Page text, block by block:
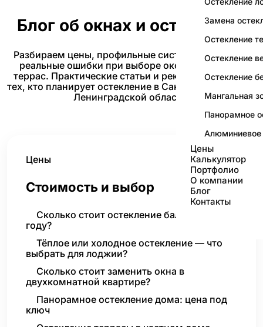
Замена
Остекление
Остекление
Остекление
Мангальная
Панорамное
Алюминиевое
Цены
Калькулятор
Портфолио
О компании
Блог
Контакты
Блог об окнах и остеклении
Разбираем цены, профильные системы, монтаж и
реальные ошибки при выборе окон, балконов и
террас. Практические статьи и рекомендации для
тех, кто планирует остекление в Санкт-Петербурге и
Ленинградской области.
Цены
Стоимость и выбор
Сколько стоит остекление балкона в 2026
году?
Тёплое или холодное остекление — что
выбрать для лоджии?
Сколько стоит заменить окна в
двухкомнатной квартире?
Панорамное остекление дома: цена под
ключ